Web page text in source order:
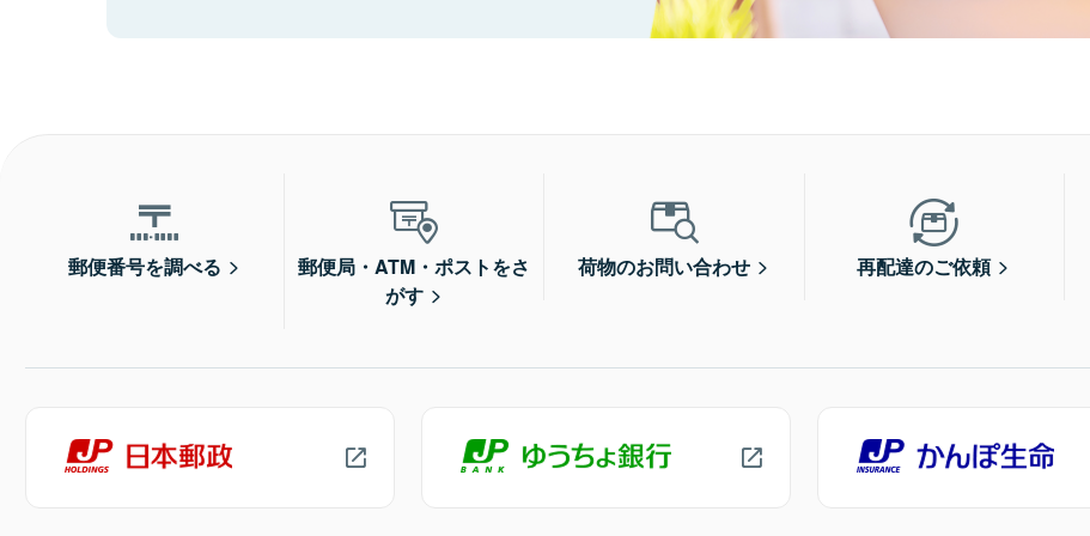
郵便番号を調べる
郵便局・ATM・ポストをさ
がす
荷物のお問い合わせ 再配達のご依頼